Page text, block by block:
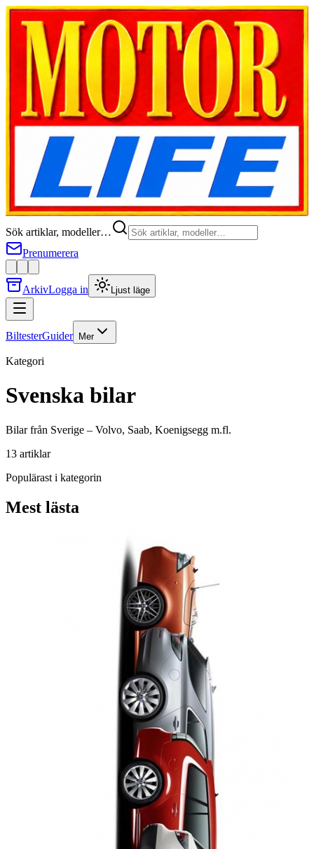
Sök artiklar, modeller…
Prenumerera
ArkivLogga in Ljust läge
BiltesterGuider Mer
Kategori
Svenska bilar
Bilar från Sverige – Volvo, Saab, Koenigsegg m.fl.
13 artiklar
Populärast i kategorin
Mest lästa